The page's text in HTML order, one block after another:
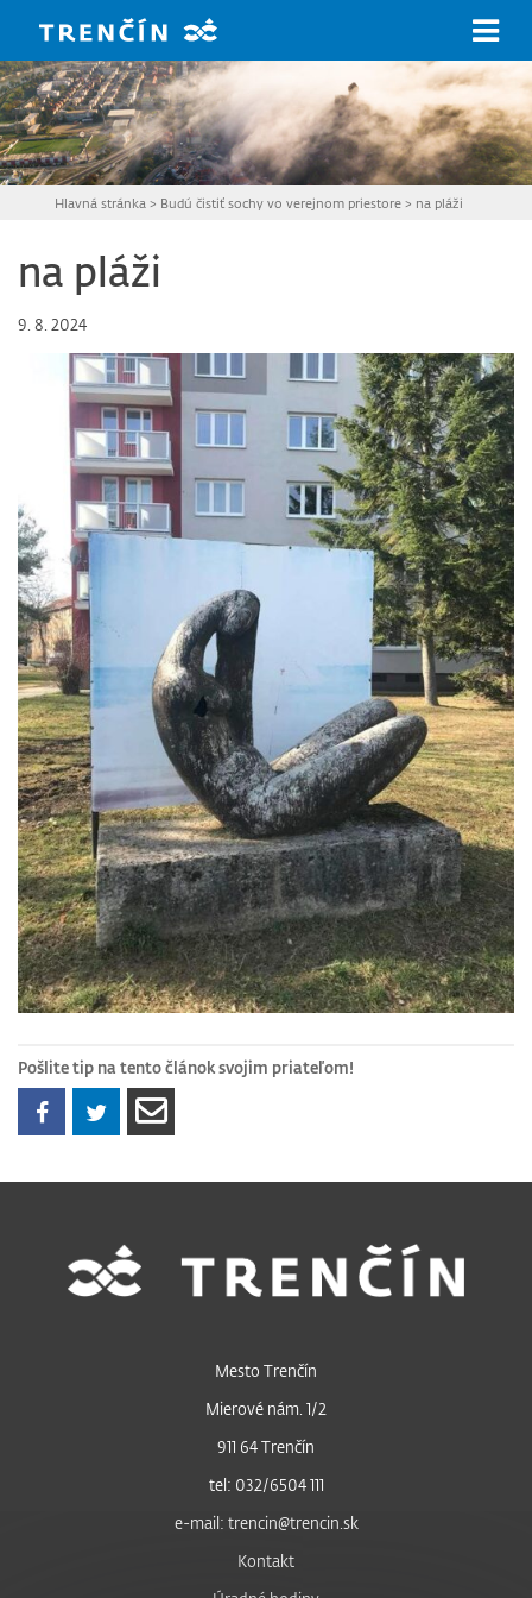
Hlavná stránka > Budú čistiť sochy vo verejnom priestore > na pláži
na pláži
9. 8. 2024
Pošlite tip na tento článok svojim priateľom!
Mesto Trenčín
Mierové nám. 1/2
911 64 Trenčín
tel: 032/6504 111
e-mail: trencin@trencin.sk
Kontakt